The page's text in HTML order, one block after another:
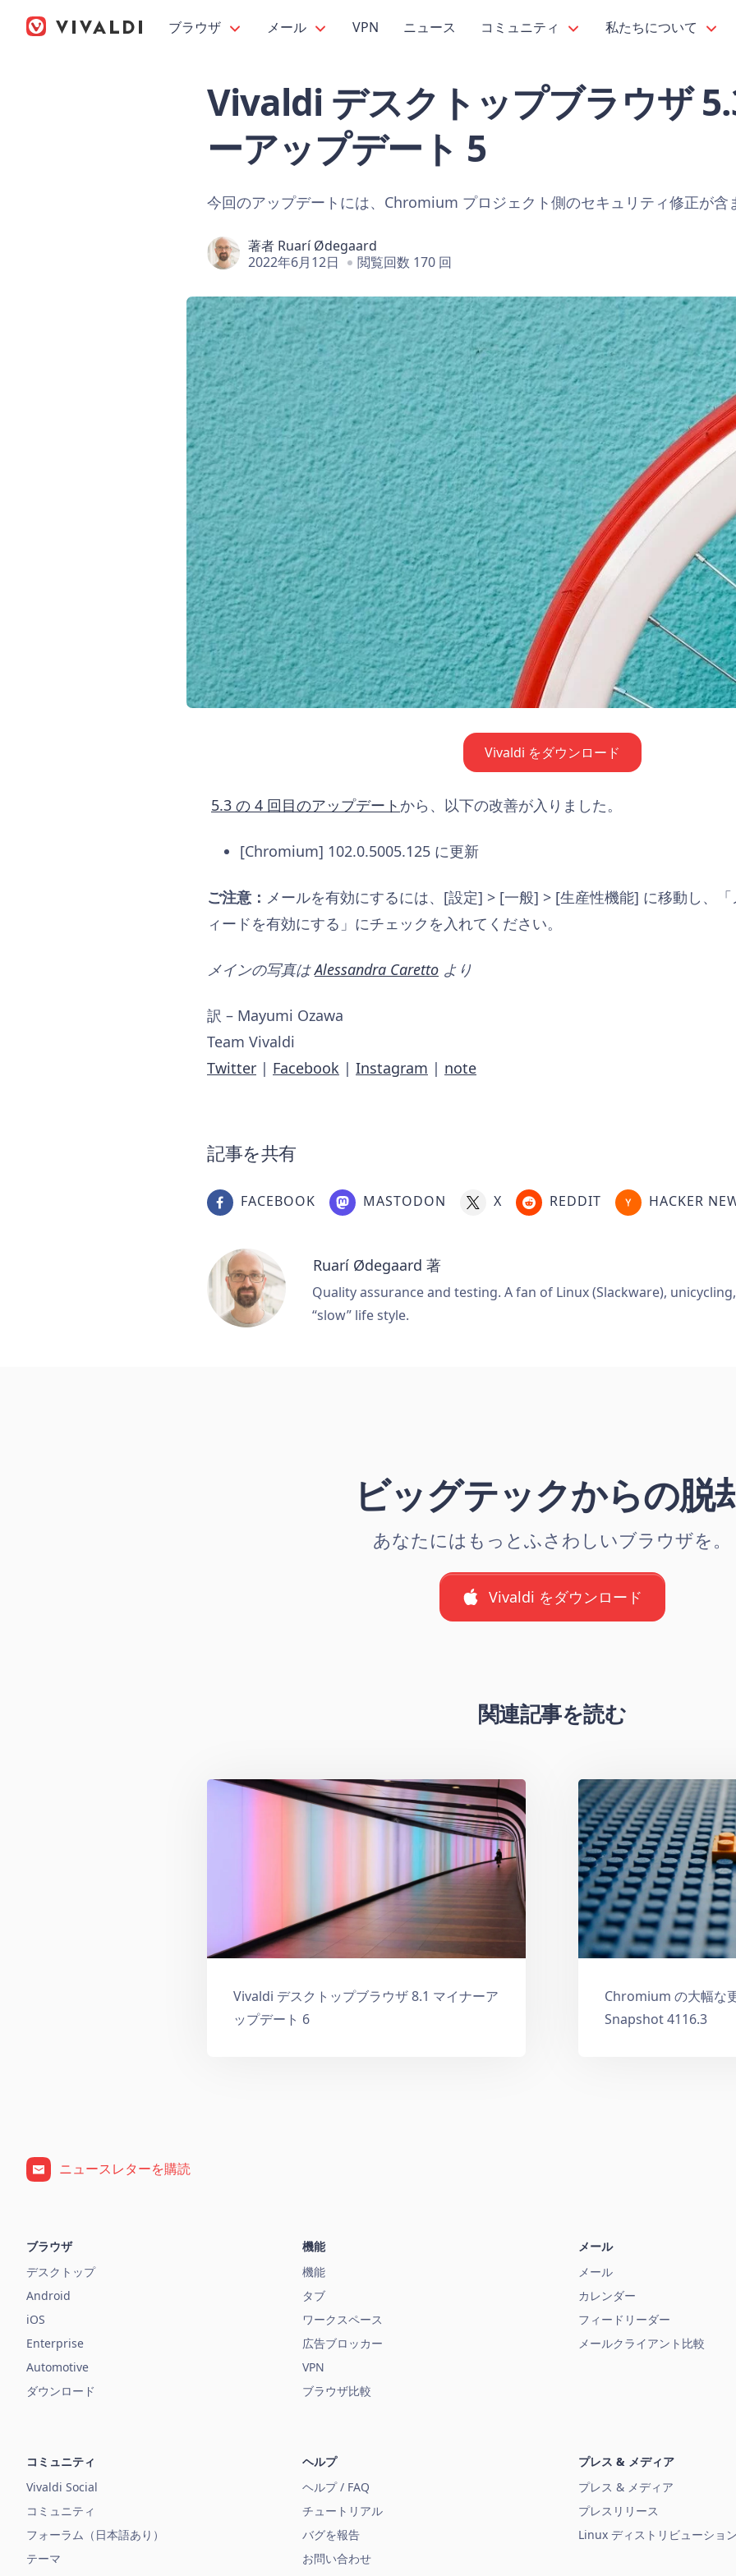
ブラウザ メール VPN ニュース コミュニティ 私たちについて
Vivaldi デスクトップブラウザ
ーアップデート 5
今回のアップデートには、Chromium プロジェクト側のセキュリティ修正が含
著者 Ruarí Ødegaard
2022年6月12日
閲覧回数 170 回
Vivaldi をダウンロード
5.3 の 4 回目のアップデート から、以下の改善が入りました。
[Chromium] 102.0.5005.125 に更新
ご注意： メールを有効にするには、[設定] > [一般] > [生産性機能] に移動し、
ィードを有効にする」にチェックを入れてください。
メインの写真はAlessandra Caretto より
訳 – Mayumi Ozawa
Team Vivaldi
Twitter | Facebook | Instagram | note
記事を共有
FACEBOOK MASTODON X REDDIT HACKER
Ruarí Ødegaard 著
Quality assurance and testing. A fan of Linux (Slackware),
“slow” life style.
ビッグテックからの脱
あなたにはもっとふさわしいブラウザを。
Vivaldi をダウンロード
関連記事を読む
Vivaldi デスクトップブラウザ 8.1 マイナーア
ップデート 6
Chromium の大幅な
Snapshot 4116.3
ニュースレターを購読
ブラウザ
デスクトップ
Android
iOS
Enterprise
Automotive
ダウンロード
機能
機能
タブ
ワークスペース
広告ブロッカー
VPN
ブラウザ比較
メール
メール
カレンダー
フィードリーダー
メールクライアント比較
コミュニティ
Vivaldi Social
コミュニティ
フォーラム（日本語あり）
テーマ
ヘルプ
ヘルプ / FAQ
チュートリアル
バグを報告
お問い合わせ
プレス & メディア
プレス & メディア
プレスリリース
Linux ディストリビューショ